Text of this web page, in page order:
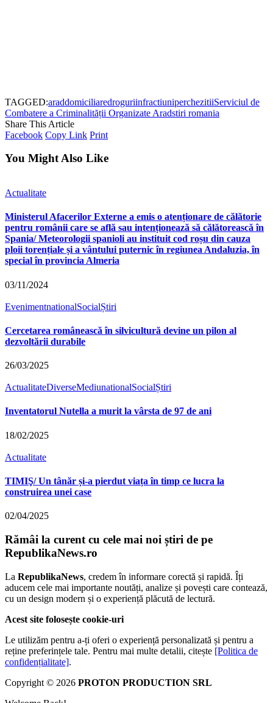
TAGGED:araddomiciliaredroguriinfractiuniperchezitiiServiciul de
Combatere a Criminalității Organizate Aradstiri romania
Share This Article
Facebook Copy Link Print
You Might Also Like
Actualitate
Ministerul Afacerilor Externe a emis o atenționare de călătorie
pentru românii care se află sau intenționează să călătorească în
Spania/ Meteorologii spanioli au instituit cod roșu din cauza
ploii torențiale și a vântului puternic în regiunea Andaluzia, în
special în provincia Almeria
03/11/2024
EvenimentnationalSocialȘtiri
Cercetarea românească în silvicultură devine un pilon al
dezvoltării durabile
26/03/2025
ActualitateDiverseMediunationalSocialȘtiri
Inventatorul Nutella a murit la vârsta de 97 de ani
18/02/2025
Actualitate
TIMIŞ/ Un tânăr și-a pierdut viața în timp ce lucra la
construirea unei case
02/04/2025
Rămâi la curent cu cele mai noi știri de pe
RepublikaNews.ro
La RepublikaNews, credem în informare corectă și rapidă. Îți
aducem cele mai importante noutăți, analize și povești care contează,
cu un design modern și o experiență plăcută de lectură.
Acest site folosește cookie-uri
Le utilizăm pentru a-ți oferi o experiență personalizată și pentru a
reține preferințele tale. Pentru mai multe detalii, citește [Politica de
confidențialitate].
Copyright © 2026 PROTON PRODUCTION SRL